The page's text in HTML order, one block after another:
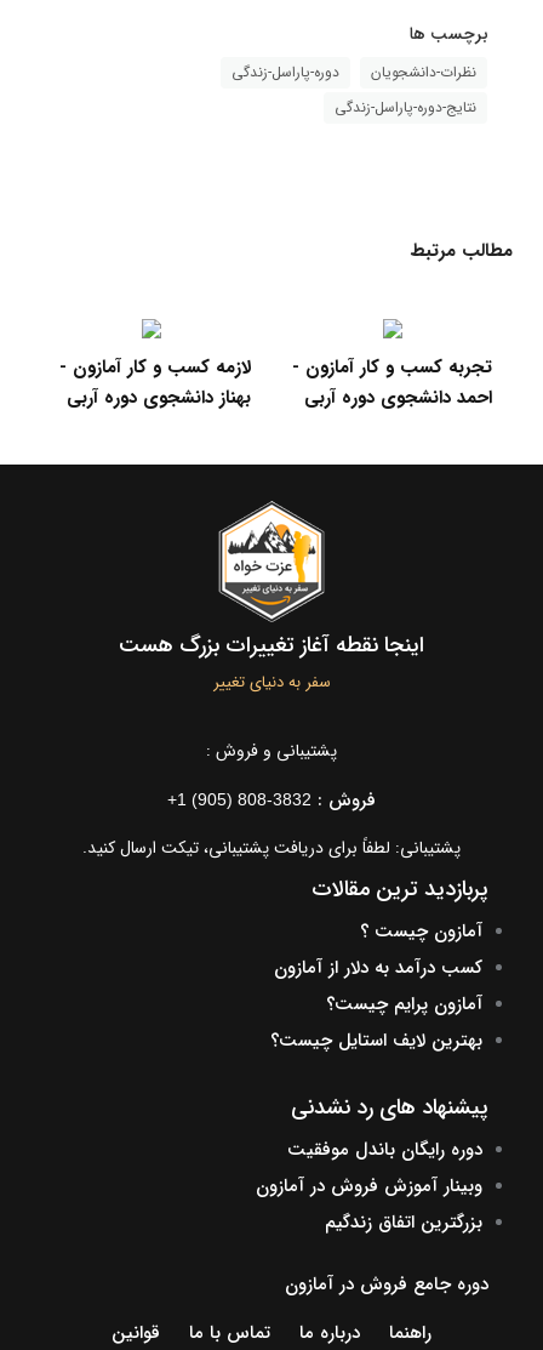
برچسب ها
نظرات-دانشجویان
دوره-پاراسل-زندگی
نتایج-دوره-پاراسل-زندگی
مطالب مرتبط
لازمه کسب و کار آمازون -
بهناز دانشجوی دوره آربی
تجربه کسب و کار آمازون -
احمد دانشجوی دوره آربی
اینجا نقطه آغاز تغییرات بزرگ هست
سفر به دنیای تغییر
پشتیبانی و فروش :
فروش : +1 (905) 808-3832
پشتیبانی: لطفاً برای دریافت پشتیبانی، تیکت ارسال کنید.
پربازدید ترین مقالات
آمازون چیست ؟
کسب درآمد به دلار از آمازون
آمازون پرایم چیست؟
بهترین لایف استایل چیست؟
پیشنهاد های رد نشدنی
دوره رایگان باندل موفقیت
وبینار آموزش فروش در آمازون
بزرگترین اتفاق زندگیم
دوره جامع فروش در آمازون
راهنما
درباره ما تماس با ما قوانین